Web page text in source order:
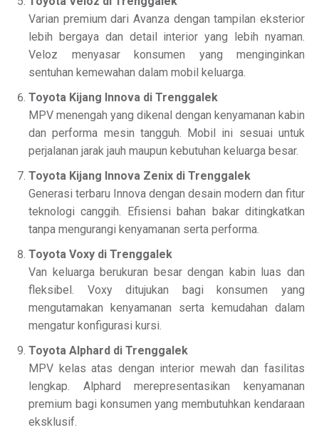
Varian premium dari Avanza dengan tampilan eksterior
lebih bergaya dan detail interior yang lebih nyaman.
Veloz menyasar konsumen yang menginginkan
sentuhan kemewahan dalam mobil keluarga.
Toyota Kijang Innova di Trenggalek
MPV menengah yang dikenal dengan kenyamanan kabin
dan performa mesin tangguh. Mobil ini sesuai untuk
perjalanan jarak jauh maupun kebutuhan keluarga besar.
Toyota Kijang Innova Zenix di Trenggalek
Generasi terbaru Innova dengan desain modern dan fitur
teknologi canggih. Efisiensi bahan bakar ditingkatkan
tanpa mengurangi kenyamanan serta performa.
Toyota Voxy di Trenggalek
Van keluarga berukuran besar dengan kabin luas dan
fleksibel. Voxy ditujukan bagi konsumen yang
mengutamakan kenyamanan serta kemudahan dalam
mengatur konfigurasi kursi.
Toyota Alphard di Trenggalek
MPV kelas atas dengan interior mewah dan fasilitas
lengkap. Alphard merepresentasikan kenyamanan
premium bagi konsumen yang membutuhkan kendaraan
eksklusif.